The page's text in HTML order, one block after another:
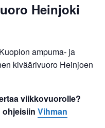
Heinjoki
ampuma- ja
kiväärivuoro Heinjoen
viikkovuorolle?
ohjeisiin Vihman